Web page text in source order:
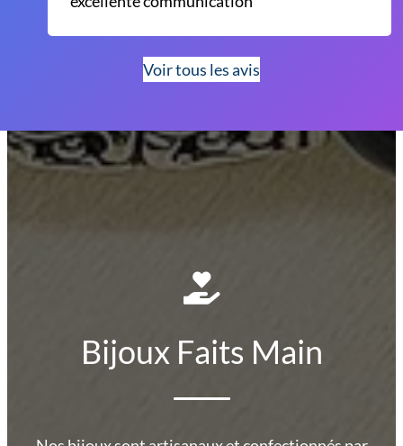
Voir tous les avis
Bijoux Faits Main